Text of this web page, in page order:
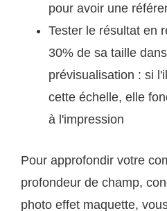
pour avoir une
Tester le résultat en
30% de sa taille
prévisualisation : si
cette échelle, elle
à l'impression
Pour approfondir votre
profondeur de champ,
photo effet maquette,